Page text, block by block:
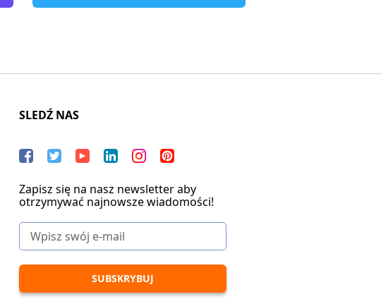
SLEDŹ NAS
Zapisz się na nasz newsletter aby
otrzymywać najnowsze wiadomości!